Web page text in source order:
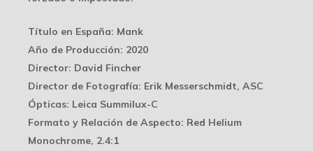
Título en España: Mank
Año de Producción: 2020
Director: David Fincher
Director de Fotografía: Erik Messerschmidt, ASC
Ópticas: Leica Summilux-C
Formato y Relación de Aspecto: Red Helium
Monochrome, 2.4:1